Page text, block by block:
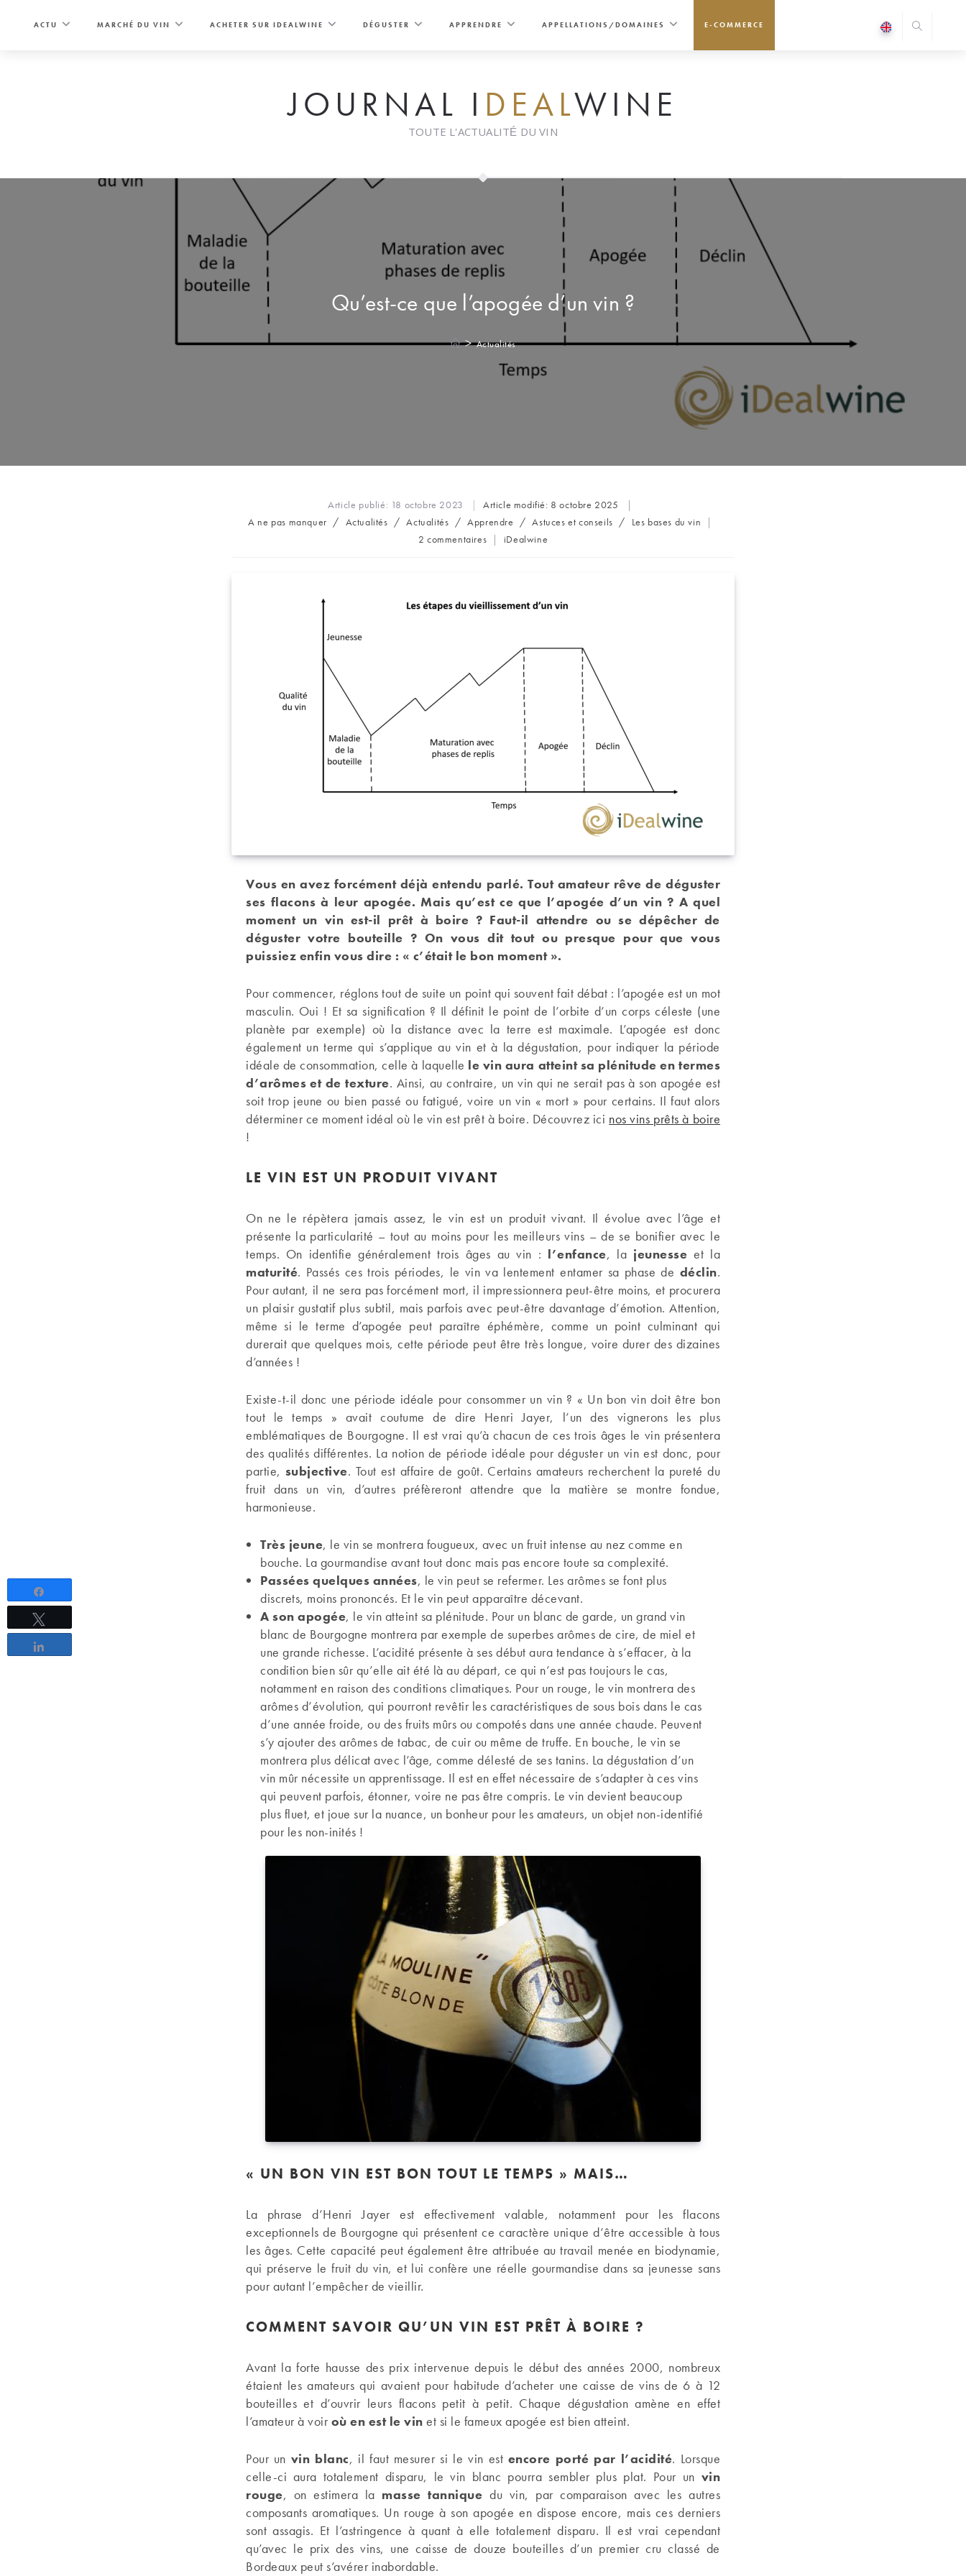
ACTU MARCHÉ DU VIN ACHETER SUR IDEALWINE DÉGUSTER APPRENDRE APPELLATIONS/DOMAINES E-COMMERCE
JOURNAL I DEALWINE
TOUTE L'ACTUALITÉ DU VIN
Qu’est-ce que l’apogée d’un vin ?
> Actualités
Article publié: 18 octobre 2023 Article modifié: 8 octobre 2025
Post
A ne pas manquer / Actualités / Actualités / Apprendre / Astuces et conseils /
Les bases du vin
Commentaires
2 commentaires
Auteur/autrice
iDealwine
Vous en avez forcément déjà entendu parlé. Tout amateur rêve de déguster
ses flacons à leur apogée. Mais qu’est ce que l’apogée d’un vin ? A quel
moment un vin est-il prêt à boire ? Faut-il attendre ou se dépêcher de
déguster votre bouteille ? On vous dit tout ou presque pour que vous
puissiez enfin vous dire : « c’était le bon moment ».
Pour commencer, réglons tout de suite un point qui souvent fait débat : l’apogée est un mot
masculin. Oui ! Et sa signification ? Il définit le point de l’orbite d’un corps céleste (une
planète par exemple) où la distance avec la terre est maximale. L’apogée est donc
également un terme qui s’applique au vin et à la dégustation, pour indiquer la période
idéale de consommation, celle à laquelle le vin aura atteint sa plénitude en termes
d’arômes et de texture. Ainsi, au contraire, un vin qui ne serait pas à son apogée est
soit trop jeune ou bien passé ou fatigué, voire un vin « mort » pour certains. Il faut alors
déterminer ce moment idéal où le vin est prêt à boire. Découvrez ici nos vins prêts à boire
!
LE VIN EST UN PRODUIT VIVANT
On ne le répètera jamais assez, le vin est un produit vivant. Il évolue avec l’âge et
présente la particularité – tout au moins pour les meilleurs vins – de se bonifier avec le
temps. On identifie généralement trois âges au vin : l’enfance, la jeunesseet la
maturité. Passés ces trois périodes, le vin va lentement entamer sa phase de déclin.
Pour autant, il ne sera pas forcément mort, il impressionnera peut-être moins, et procurera
un plaisir gustatif plus subtil, mais parfois avec peut-être davantage d’émotion. Attention,
même si le terme d’apogée peut paraître éphémère, comme un point culminant qui
durerait que quelques mois, cette période peut être très longue, voire durer des dizaines
d’années !
Existe-t-il donc une période idéale pour consommer un vin ? « Un bon vin doit être bon
tout le temps » avait coutume de dire Henri Jayer, l’un des vignerons les plus
emblématiques de Bourgogne. Il est vrai qu’à chacun de ces trois âges le vin présentera
des qualités différentes. La notion de période idéale pour déguster un vin est donc, pour
partie, subjective. Tout est affaire de goût. Certains amateurs recherchent la pureté du
fruit dans un vin, d’autres préfèreront attendre que la matière se montre fondue,
harmonieuse.
Très jeune, le vin se montrera fougueux, avec un fruit intense au nez comme en
bouche. La gourmandise avant tout donc mais pas encore toute sa complexité.
Passées quelques années, le vin peut se refermer. Les arômes se font plus
discrets, moins prononcés. Et le vin peut apparaître décevant.
A son apogée, le vin atteint sa plénitude. Pour un blanc de garde, un grand vin
blanc de Bourgogne montrera par exemple de superbes arômes de cire, de miel et
une grande richesse. L’acidité présente à ses début aura tendance à s’effacer, à la
condition bien sûr qu’elle ait été là au départ, ce qui n’est pas toujours le cas,
notamment en raison des conditions climatiques. Pour un rouge, le vin montrera des
arômes d’évolution, qui pourront revêtir les caractéristiques de sous bois dans le cas
d’une année froide, ou des fruits mûrs ou compotés dans une année chaude. Peuvent
s’y ajouter des arômes de tabac, de cuir ou même de truffe. En bouche, le vin se
montrera plus délicat avec l’âge, comme délesté de ses tanins. La dégustation d’un
vin mûr nécessite un apprentissage. Il est en effet nécessaire de s’adapter à ces vins
qui peuvent parfois, étonner, voire ne pas être compris. Le vin devient beaucoup
plus fluet, et joue sur la nuance, un bonheur pour les amateurs, un objet non-identifié
pour les non-inités !
« UN BON VIN EST BON TOUT LE TEMPS » MAIS…
La phrase d’Henri Jayer est effectivement valable, notamment pour les flacons
exceptionnels de Bourgogne qui présentent ce caractère unique d’être accessible à tous
les âges. Cette capacité peut également être attribuée au travail menée en biodynamie,
qui préserve le fruit du vin, et lui confère une réelle gourmandise dans sa jeunesse sans
pour autant l’empêcher de vieillir.
COMMENT SAVOIR QU’UN VIN EST PRÊT À BOIRE ?
Avant la forte hausse des prix intervenue depuis le début des années 2000, nombreux
étaient les amateurs qui avaient pour habitude d’acheter une caisse de vins de 6 à 12
bouteilles et d’ouvrir leurs flacons petit à petit. Chaque dégustation amène en effet
l’amateur à voir où en est le vin et si le fameux apogée est bien atteint.
Pour un vin blanc, il faut mesurer si le vin est encore porté par l’acidité. Lorsque
celle-ci aura totalement disparu, le vin blanc pourra sembler plus plat. Pour un vin
rouge, on estimera la masse tannique du vin, par comparaison avec les autres
composants aromatiques. Un rouge à son apogée en dispose encore, mais ces derniers
sont assagis. Et l’astringence à quant à elle totalement disparu. Il est vrai cependant
qu’avec le prix des vins, une caisse de douze bouteilles d’un premier cru classé de
Bordeaux peut s’avérer inabordable.